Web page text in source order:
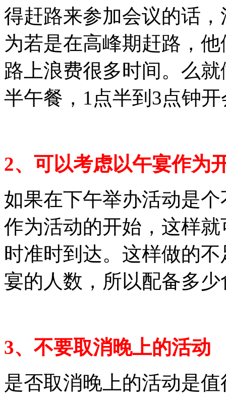
得赶路来参加会议的话
为若是在高峰期赶路，
路上浪费很多时间。么
半午餐，1点半到3点钟
2、可以考虑以午宴作为
如果在下午举办活动是
作为活动的开始，这样
时准时到达。这样做的
宴的人数，所以配备多
3、不要取消晚上的活动
是否取消晚上的活动是